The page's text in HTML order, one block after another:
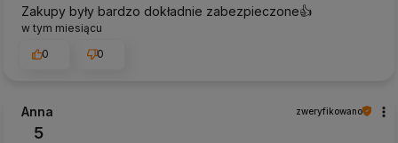
Zakupy były bardzo dokładnie zabezpieczone👍️
w tym miesiącu
0
0
Anna zweryfikowano
5